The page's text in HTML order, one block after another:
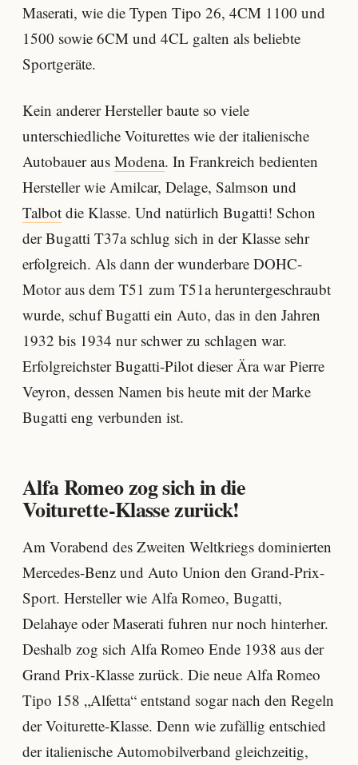
Maserati, wie die Typen Tipo 26, 4CM 1100 und
1500 sowie 6CM und 4CL galten als beliebte
Sportgeräte.
Kein anderer Hersteller baute so viele
unterschiedliche Voiturettes wie der italienische
Autobauer aus Modena. In Frankreich bedienten
Hersteller wie Amilcar, Delage, Salmson und
Talbot die Klasse. Und natürlich Bugatti! Schon
der Bugatti T37a schlug sich in der Klasse sehr
erfolgreich. Als dann der wunderbare DOHC-
Motor aus dem T51 zum T51a heruntergeschraubt
wurde, schuf Bugatti ein Auto, das in den Jahren
1932 bis 1934 nur schwer zu schlagen war.
Erfolgreichster Bugatti-Pilot dieser Ära war Pierre
Veyron, dessen Namen bis heute mit der Marke
Bugatti eng verbunden ist.
Alfa Romeo zog sich in die
Voiturette-Klasse zurück!
Am Vorabend des Zweiten Weltkriegs dominierten
Mercedes-Benz und Auto Union den Grand-Prix-
Sport. Hersteller wie Alfa Romeo, Bugatti,
Delahaye oder Maserati fuhren nur noch hinterher.
Deshalb zog sich Alfa Romeo Ende 1938 aus der
Grand Prix-Klasse zurück. Die neue Alfa Romeo
Tipo 158 „Alfetta“ entstand sogar nach den Regeln
der Voiturette-Klasse. Denn wie zufällig entschied
der italienische Automobilverband gleichzeitig,